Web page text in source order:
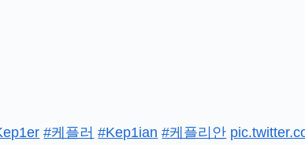
#케플러 #Kep1ian #케플리안